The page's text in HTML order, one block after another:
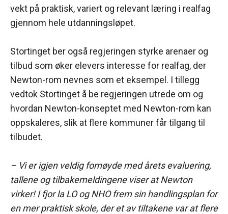
vekt på praktisk, variert og relevant læring i realfag
gjennom hele utdanningsløpet.
Stortinget ber også regjeringen styrke arenaer og
tilbud som øker elevers interesse for realfag, der
Newton-rom nevnes som et eksempel. I tillegg
vedtok Stortinget å be regjeringen utrede om og
hvordan Newton-konseptet med Newton-rom kan
oppskaleres, slik at flere kommuner får tilgang til
tilbudet.
– Vi er igjen veldig fornøyde med årets evaluering,
tallene og tilbakemeldingene viser at Newton
virker! I fjor la LO og NHO frem sin handlingsplan for
en mer praktisk skole, der et av tiltakene var at flere